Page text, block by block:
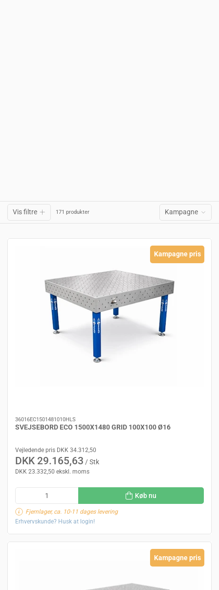
Vis filtre 171 produkter Kampagne
Kampagne pris
36016EC1501481010HLS
SVEJSEBORD ECO 1500X1480 GRID 100X100 Ø16
Vejledende pris DKK 34.312,50
DKK 29.165,63 / Stk
DKK 23.332,50 ekskl. moms
Køb nu
Fjernlager, ca. 10-11 dages levering
Erhvervskunde? Husk at login!
Kampagne pris